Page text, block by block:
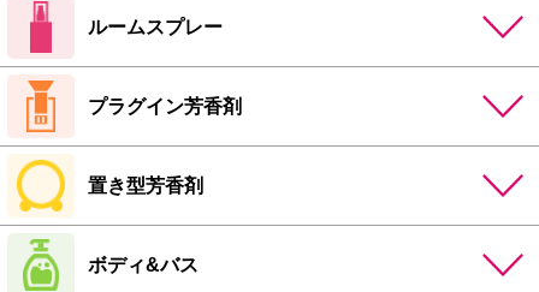
ルームスプレー
プラグイン芳香剤
置き型芳香剤
ボディ&バス